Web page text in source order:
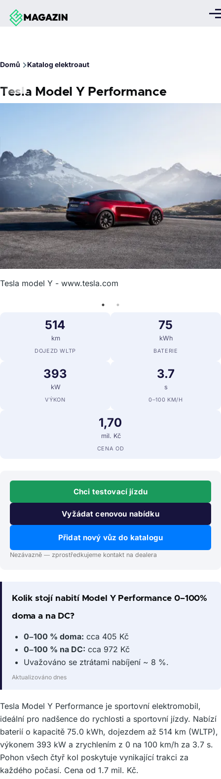
Přejít k hlavnímu obsahu
Domů Katalog elektroaut
Tesla Model Y Performance
Tesla model Y - www.tesla.com
514
km
DOJEZD WLTP
75
kWh
BATERIE
393
kW
VÝKON
3.7
s
0–100 KM/H
1,70
mil. Kč
CENA OD
Chci testovací jízdu
Vyžádat cenovou nabídku
Přidat nový vůz do katalogu
Nezávazně — zprostředkujeme kontakt na dealera
Kolik stojí nabití Model Y Performance 0–100%
doma a na DC?
0–100 % doma: cca 405 Kč
0–100 % na DC: cca 972 Kč
Uvažováno se ztrátami nabíjení ~ 8 %.
Aktualizováno dnes
Tesla Model Y Performance je sportovní elektromobil,
ideální pro nadšence do rychlosti a sportovní jízdy. Nabízí
baterií o kapacitě 75.0 kWh, dojezdem až 514 km (WLTP),
výkonem 393 kW a zrychlením z 0 na 100 km/h za 3.7 s.
Pohon všech čtyř kol poskytuje vynikající trakci za
každého počasí. Cena od 1.7 mil. Kč.